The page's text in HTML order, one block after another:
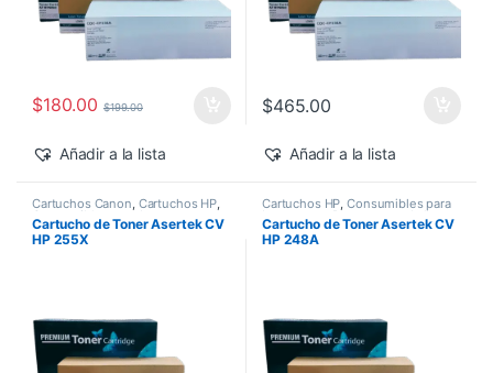
$180.00 $199.00
Añadir a la lista
$465.00
Añadir a la lista
Cartuchos Canon Cartuchos HP,
Consumibles para Impresoras
Descuentos del MES,Genéricos
HP,Toner Asertek
Cartucho de Toner Asertek CV
HP 255X
Cartuchos HP ,Consumibles para
Descuentos de la
Semana,Descuentos del MES,
Genéricos HP
Cartucho de Toner Asertek CV
HP 248A